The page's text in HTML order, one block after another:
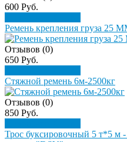
600 Руб.
Ремень крепления груза 25
Отзывов (0)
650 Руб.
Стяжной ремень 6м-2500кг
Отзывов (0)
850 Руб.
Трос буксировочный 5 т*5 м